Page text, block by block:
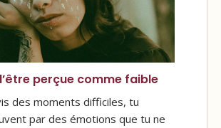
perçue comme faible
des moments difficiles, tu
par des émotions que tu ne